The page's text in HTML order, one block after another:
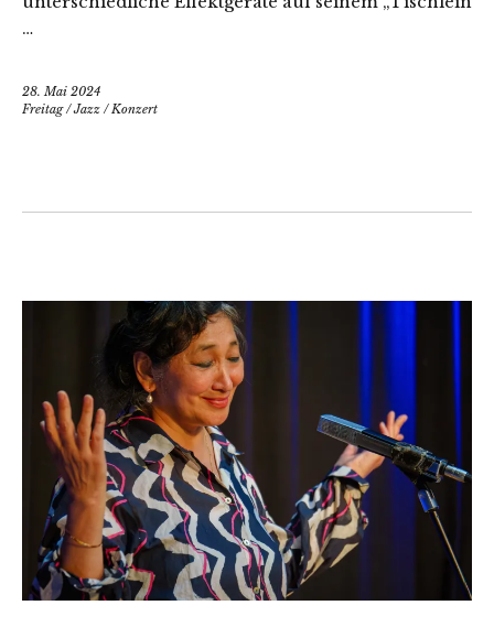
…
28. Mai 2024
Freitag/Jazz /Konzert